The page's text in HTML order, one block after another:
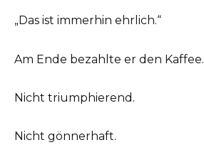
„Das ist immerhin ehrlich.“
Am Ende bezahlte er den Kaffee.
Nicht triumphierend.
Nicht gönnerhaft.